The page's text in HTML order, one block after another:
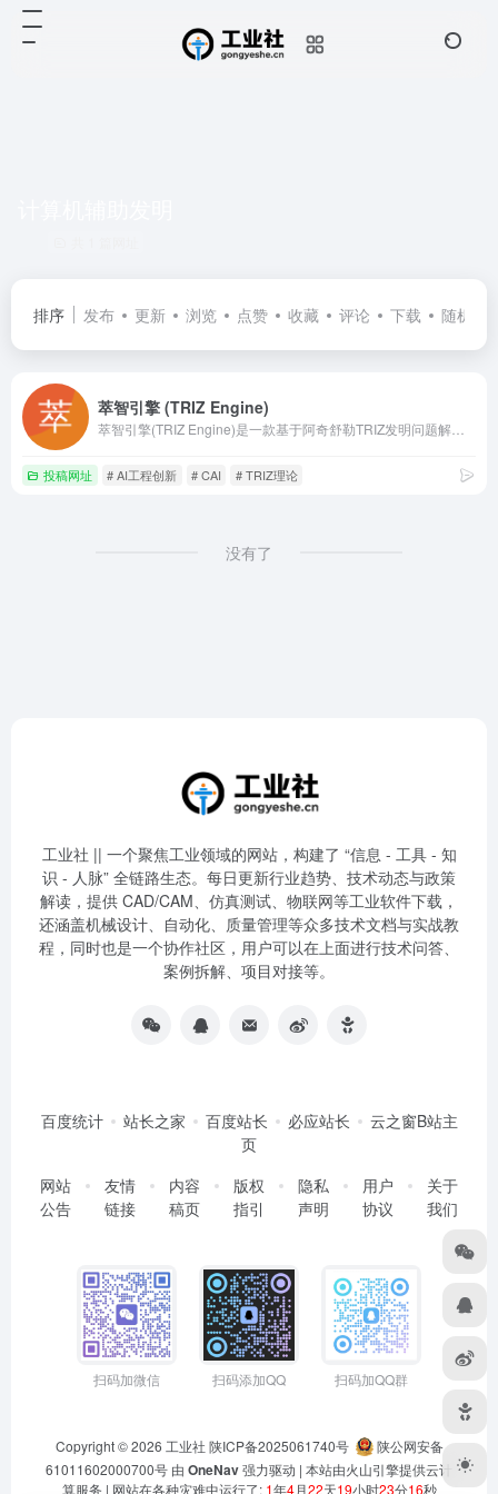
排序 发布 更新 浏览 点赞 收藏 评论 下载 随机
萃智引擎 (TRIZ Engine)
投稿网址 # AI工程创新 # CAI # TRIZ理论
没有了
工业社 || 一个聚焦工业领域的网站，构建了 “信息 - 工具 - 知
识 - 人脉” 全链路生态。每日更新行业趋势、技术动态与政策
解读，提供 CAD/CAM、仿真测试、物联网等工业软件下载，
还涵盖机械设计、自动化、质量管理等众多技术文档与实战教
程，同时也是一个协作社区，用户可以在上面进行技术问答、
案例拆解、项目对接等。
百度统计 站长之家 百度站长 必应站长
云之窗B站主
页
网站
公告
友情
链接
内容
稿页
版权
指引
隐私
声明
用户
协议
关于
我们
扫码加微信 扫码添加QQ 扫码加QQ群
Copyright © 2026 工业社 陕ICP备2025061740号
陕公网安备
61011602000700号 由 OneNav强力驱动 | 本站由火山引擎提供云计
算服务 | 网站在各种灾难中运行了: 1年4月22天19小时23分16秒